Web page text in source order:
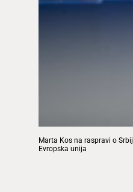
Marta Kos na raspravi o
Evropska unija